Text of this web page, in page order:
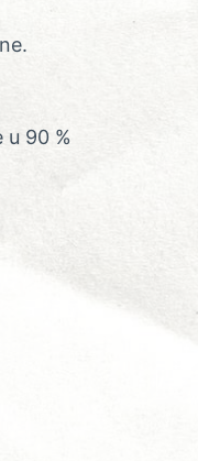
90 %